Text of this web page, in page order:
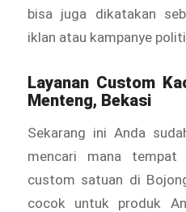
bisa juga dikatakan
iklan atau kampanye
Layanan Custom
Menteng, Bekasi
Sekarang ini Anda
mencari mana
custom satuan di
cocok untuk produk